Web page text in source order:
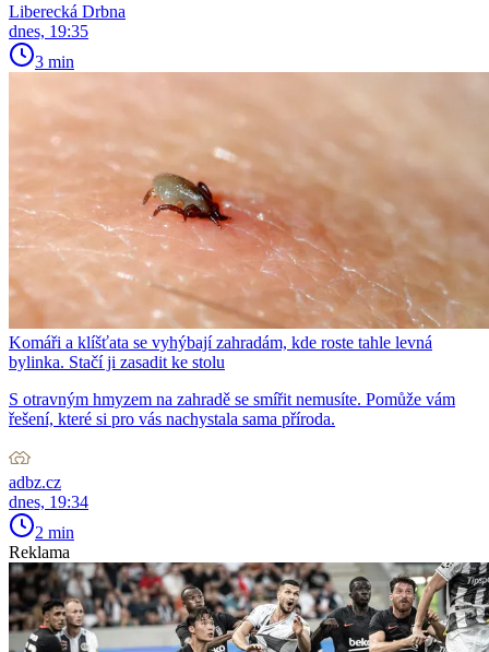
Liberecká Drbna
dnes, 19:35
3 min
Komáři a klíšťata se vyhýbají zahradám, kde roste tahle levná
bylinka. Stačí ji zasadit ke stolu
S otravným hmyzem na zahradě se smířit nemusíte. Pomůže vám
řešení, které si pro vás nachystala sama příroda.
adbz.cz
dnes, 19:34
2 min
Reklama